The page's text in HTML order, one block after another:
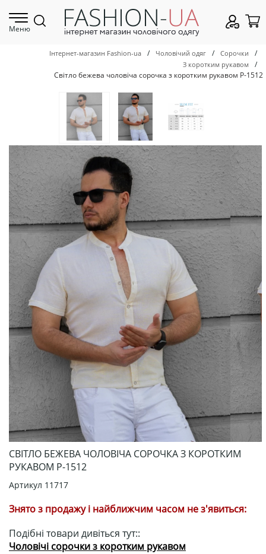
Меню
Інтернет-магазин Fashion-ua / Чоловічий одяг / Сорочки /
З коротким рукавом
/
Світло бежева чоловіча сорочка з коротким рукавом Р-1512
СВІТЛО БЕЖЕВА ЧОЛОВІЧА СОРОЧКА З КОРОТКИМ
РУКАВОМ Р-1512
Артикул 11717
Знято з продажу і найближчим часом не з'явиться:
Подібні товари дивіться тут::
Чоловічі сорочки з коротким рукавом